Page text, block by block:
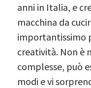
anni in Italia, e
macchina da
importantissimo
creatività. Non è
complesse, può
modi e vi